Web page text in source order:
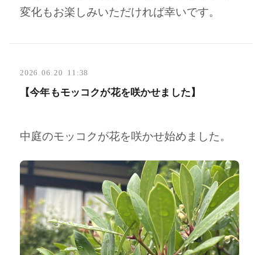
変化もお楽しみいただければ幸いです。
2026 . 06 . 20 11:38
【今年もモッコクが花を咲かせました】
中庭のモッコクが花を咲かせ始めました。